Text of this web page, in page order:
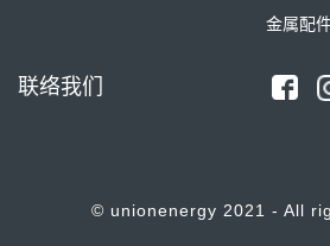
金属配
联络我们
© unionenergy 2021 - All